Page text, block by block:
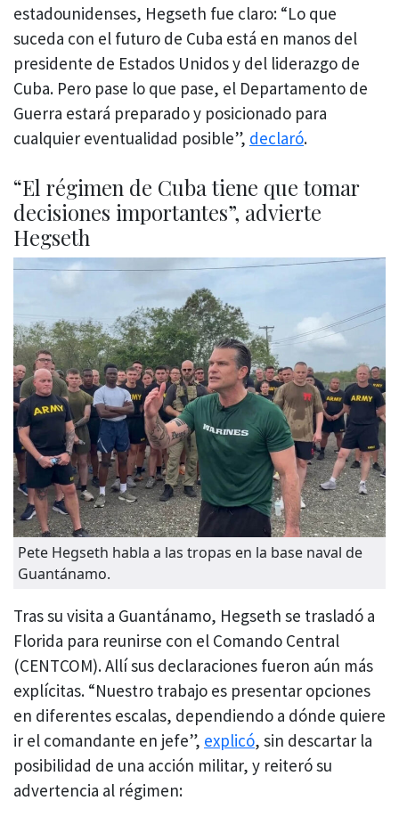
estadounidenses, Hegseth fue claro: “Lo que
suceda con el futuro de Cuba está en manos del
presidente de Estados Unidos y del liderazgo de
Cuba. Pero pase lo que pase, el Departamento de
Guerra estará preparado y posicionado para
cualquier eventualidad posible”, declaró.
“El régimen de Cuba tiene que tomar
decisiones importantes”, advierte
Hegseth
Pete Hegseth habla a las tropas en la base naval de
Guantánamo.
Tras su visita a Guantánamo, Hegseth se trasladó a
Florida para reunirse con el Comando Central
(CENTCOM). Allí sus declaraciones fueron aún más
explícitas. “Nuestro trabajo es presentar opciones
en diferentes escalas, dependiendo a dónde quiere
ir el comandante en jefe”, explicó, sin descartar la
posibilidad de una acción militar, y reiteró su
advertencia al régimen: